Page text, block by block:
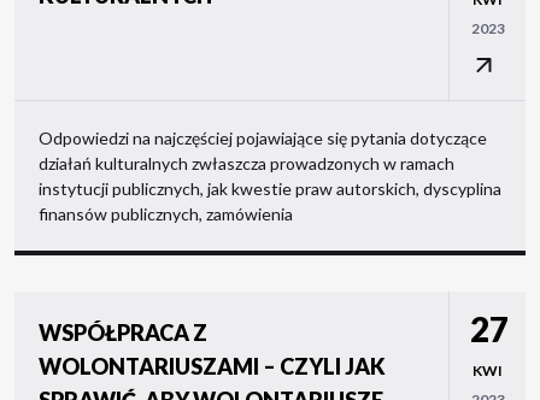
2023
Odpowiedzi na najczęściej pojawiające się pytania dotyczące
działań kulturalnych zwłaszcza prowadzonych w ramach
instytucji publicznych, jak kwestie praw autorskich, dyscyplina
finansów publicznych, zamówienia
WSPÓŁPRACA Z
WOLONTARIUSZAMI – CZYLI JAK
27
KWI